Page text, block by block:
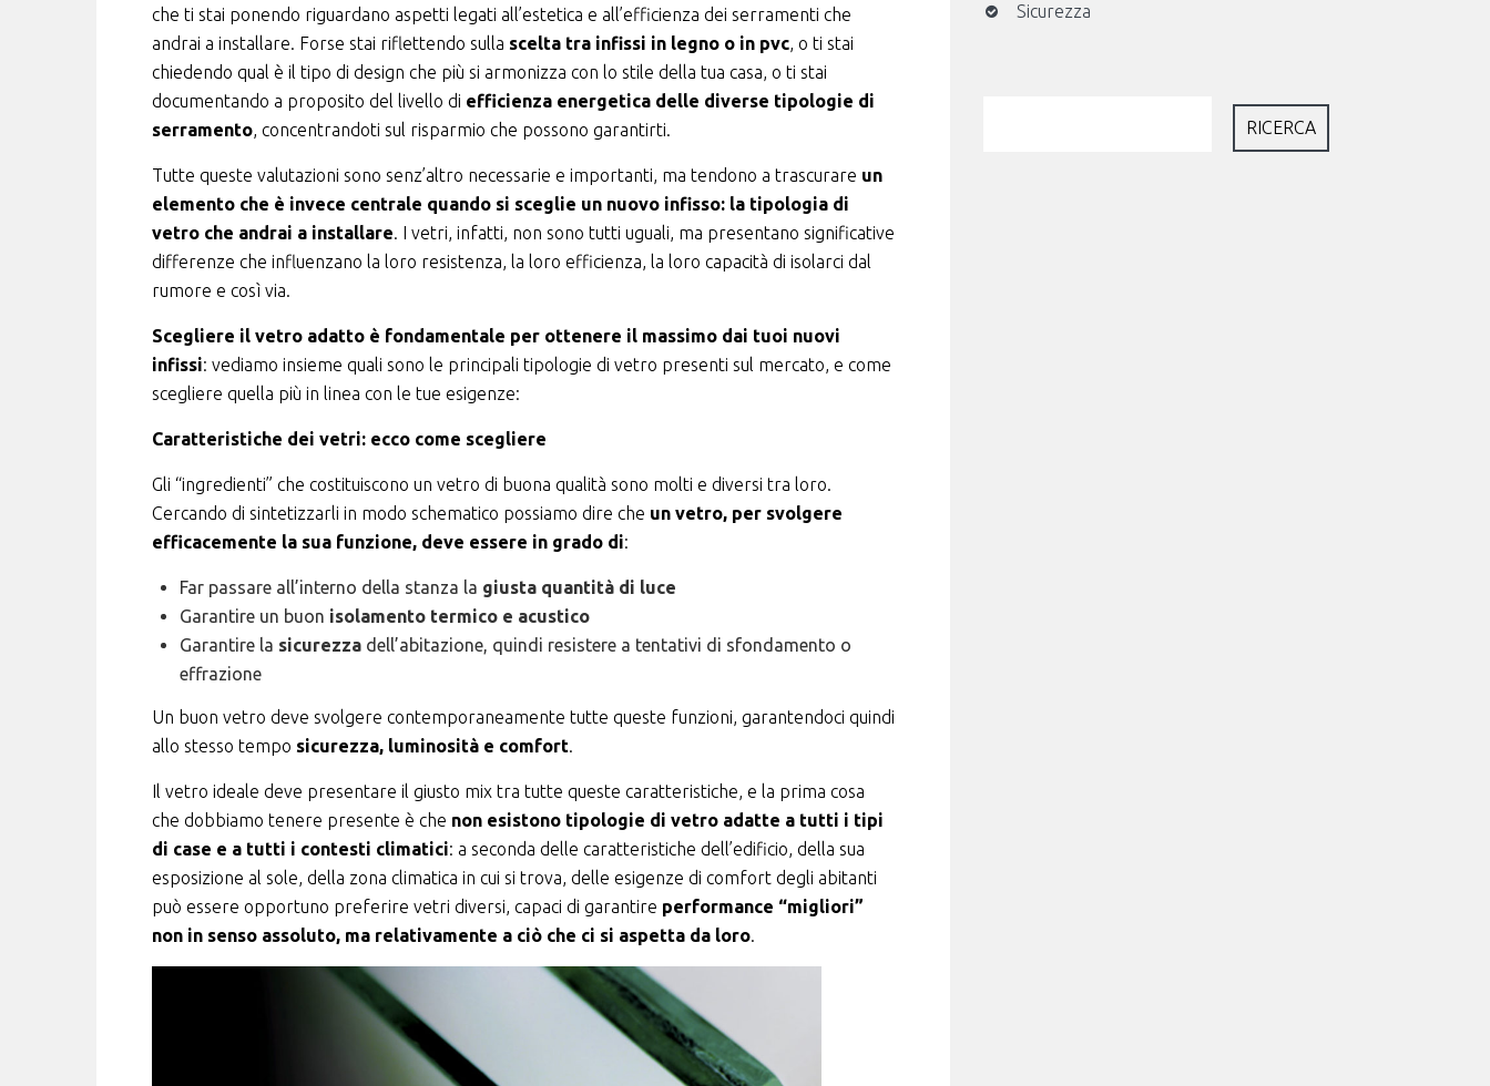
che ti stai ponendo riguardano aspetti legati all’estetica e all’efficienza dei serramenti che
andrai a installare. Forse stai riflettendo sulla scelta tra infissi in legno o in pvc, o ti stai
chiedendo qual è il tipo di design che più si armonizza con lo stile della tua casa, o ti stai
documentando a proposito del livello di efficienza energetica delle diverse tipologie di
serramento, concentrandoti sul risparmio che possono garantirti.
Tutte queste valutazioni sono senz’altro necessarie e importanti, ma tendono a trascurare un
elemento che è invece centrale quando si sceglie un nuovo infisso: la tipologia di
vetro che andrai a installare. I vetri, infatti, non sono tutti uguali, ma presentano significative
differenze che influenzano la loro resistenza, la loro efficienza, la loro capacità di isolarci dal
rumore e così via.
Scegliere il vetro adatto è fondamentale per ottenere il massimo dai tuoi nuovi
infissi: vediamo insieme quali sono le principali tipologie di vetro presenti sul mercato, e come
scegliere quella più in linea con le tue esigenze:
Caratteristiche dei vetri: ecco come scegliere
Gli “ingredienti” che costituiscono un vetro di buona qualità sono molti e diversi tra loro.
Cercando di sintetizzarli in modo schematico possiamo dire che un vetro, per svolgere
efficacemente la sua funzione, deve essere in grado di:
Far passare all’interno della stanza la giusta quantità di luce
Garantire un buon isolamento termico e acustico
Garantire la sicurezza dell’abitazione, quindi resistere a tentativi di sfondamento o
effrazione
Un buon vetro deve svolgere contemporaneamente tutte queste funzioni, garantendoci quindi
allo stesso tempo sicurezza, luminosità e comfort.
Il vetro ideale deve presentare il giusto mix tra tutte queste caratteristiche, e la prima cosa
che dobbiamo tenere presente è che non esistono tipologie di vetro adatte a tutti i tipi
di case e a tutti i contesti climatici: a seconda delle caratteristiche dell’edificio, della sua
esposizione al sole, della zona climatica in cui si trova, delle esigenze di comfort degli abitanti
può essere opportuno preferire vetri diversi, capaci di garantire performance “migliori”
non in senso assoluto, ma relativamente a ciò che ci si aspetta da loro.
Sicurezza